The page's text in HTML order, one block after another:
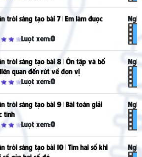
trời sáng tạo bài 7 | Em làm được
Lượt xem:0
trời sáng tạo bài 8 | Ôn tập và bổ
quan đến rút về đơn vị
Lượt xem:0
trời sáng tạo bài 9 | Bài toán giải
tính
Lượt xem:0
trời sáng tạo bài 10 | Tìm hai số khi